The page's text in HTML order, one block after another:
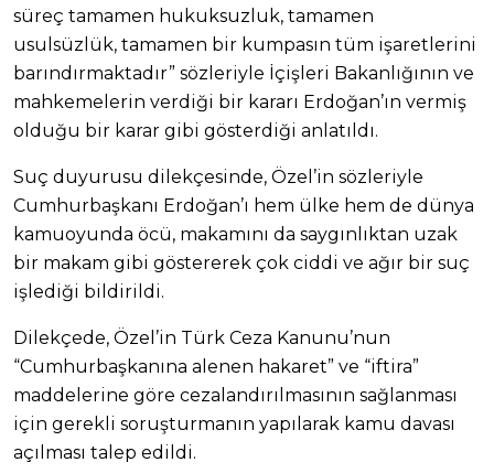
süreç tamamen hukuksuzluk, tamamen
usulsüzlük, tamamen bir kumpasın tüm işaretlerini
barındırmaktadır” sözleriyle İçişleri Bakanlığının ve
mahkemelerin verdiği bir kararı Erdoğan’ın vermiş
olduğu bir karar gibi gösterdiği anlatıldı.
Suç duyurusu dilekçesinde, Özel’in sözleriyle
Cumhurbaşkanı Erdoğan’ı hem ülke hem de dünya
kamuoyunda öcü, makamını da saygınlıktan uzak
bir makam gibi göstererek çok ciddi ve ağır bir suç
işlediği bildirildi.
Dilekçede, Özel’in Türk Ceza Kanunu’nun
“Cumhurbaşkanına alenen hakaret” ve “iftira”
maddelerine göre cezalandırılmasının sağlanması
için gerekli soruşturmanın yapılarak kamu davası
açılması talep edildi.